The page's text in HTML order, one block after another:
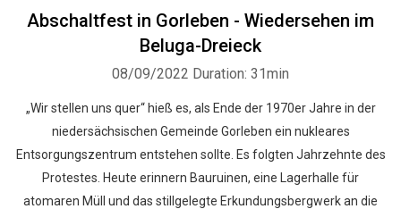
Abschaltfest in Gorleben - Wiedersehen im
Beluga-Dreieck
08/09/2022 Duration: 31min
„Wir stellen uns quer“ hieß es, als Ende der 1970er Jahre in der
niedersächsischen Gemeinde Gorleben ein nukleares
Entsorgungszentrum entstehen sollte. Es folgten Jahrzehnte des
Protestes. Heute erinnern Bauruinen, eine Lagerhalle für
atomaren Müll und das stillgelegte Erkundungsbergwerk an die